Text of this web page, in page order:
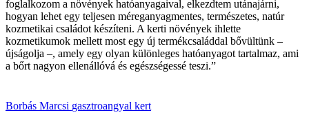
foglalkozom a növények hatóanyagaival, elkezdtem utánajárni,
hogyan lehet egy teljesen méreganyagmentes, természetes, natúr
kozmetikai családot készíteni. A kerti növények ihlette
kozmetikumok mellett most egy új termékcsaláddal bővültünk –
újságolja –, amely egy olyan különleges hatóanyagot tartalmaz, ami
a bőrt nagyon ellenállóvá és egészségessé teszi.”
Borbás Marcsi gasztroangyal kert